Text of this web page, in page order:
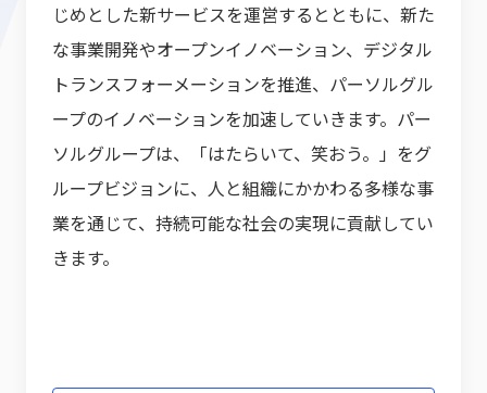
じめとした新サービスを運営するとともに、新た
な事業開発やオープンイノベーション、デジタル
トランスフォーメーションを推進、パーソルグル
ープのイノベーションを加速していきます。パー
ソルグループは、「はたらいて、笑おう。」をグ
ループビジョンに、人と組織にかかわる多様な事
業を通じて、持続可能な社会の実現に貢献してい
きます。